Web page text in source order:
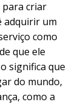
para criar
adquirir um
como
que ele
significa que
do mundo,
como a